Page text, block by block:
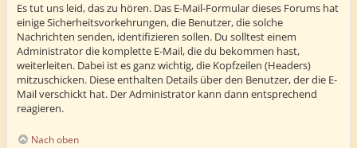
Es tut uns leid, das zu hören. Das E-Mail-Formular dieses Forums hat
einige Sicherheitsvorkehrungen, die Benutzer, die solche
Nachrichten senden, identifizieren sollen. Du solltest einem
Administrator die komplette E-Mail, die du bekommen hast,
weiterleiten. Dabei ist es ganz wichtig, die Kopfzeilen (Headers)
mitzuschicken. Diese enthalten Details über den Benutzer, der die E-
Mail verschickt hat. Der Administrator kann dann entsprechend
reagieren.
Nach oben